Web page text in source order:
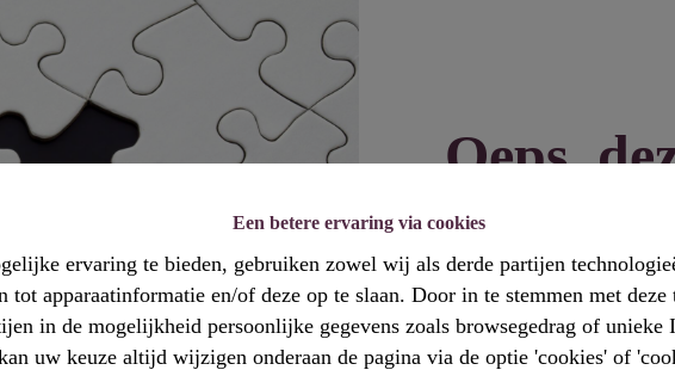
Een betere ervaring via cookies
ervaring te bieden, gebruiken zowel wij als derde partijen
tot apparaatinformatie en/of deze op te slaan. Door in te stemmen met
in de mogelijkheid persoonlijke gegevens zoals browsegedrag of unieke
uw keuze altijd wijzigen onderaan de pagina via de optie 'cookies' of
Oeps,